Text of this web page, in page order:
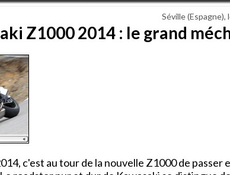
Séville (Espagne),
Z1000 2014 : le grand
c'est au tour de la nouvelle Z1000 de passer